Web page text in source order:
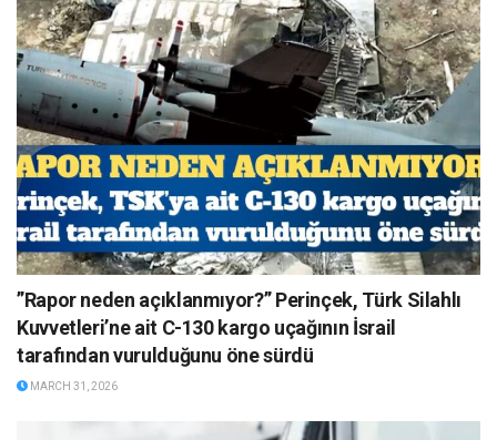
”Rapor neden açıklanmıyor?” Perinçek, Türk Silahlı
Kuvvetleri’ne ait C-130 kargo uçağının İsrail
tarafından vurulduğunu öne sürdü
MARCH 31, 2026